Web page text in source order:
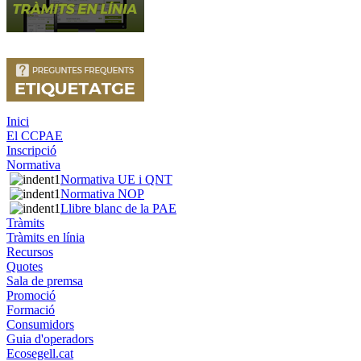
Inici
El CCPAE
Inscripció
Normativa
Normativa UE i QNT
Normativa NOP
Llibre blanc de la PAE
Tràmits
Tràmits en línia
Recursos
Quotes
Sala de premsa
Promoció
Formació
Consumidors
Guia d'operadors
Ecosegell.cat